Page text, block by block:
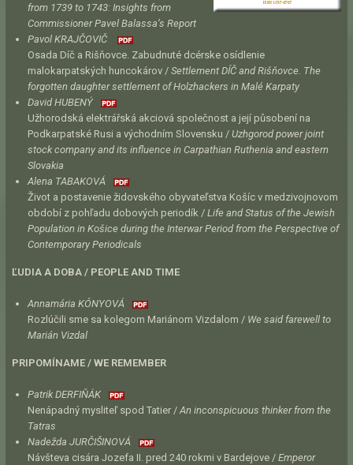
from 1739 to 1743: Insights from
Commissioner Pavel Balassa’s Report
Pavol KRAJČOVIČ
Osada Díč a Rišňovce. Zabudnuté dcérske osídlenie
malokarpatských huncokárov / Settlement DÍČ and Rišňovce. The
forgotten daughter settlement of Holzhackers in Malé Karpaty
David HUBENÝ
Užhorodská elektrářská akciová společnost a její působení na
Podkarpatské Rusi a východním Slovensku / Uzhgorod power joint
stock company and its influence in Carpathian Ruthenia and eastern
Slovakia
Alena TABAKOVÁ
Život a postavenie židovského obyvateľstva Košíc v medzivojnovom
období z pohľadu dobových periodík / Life and Status of the Jewish
Population in Košice during the Interwar Period from the Perspective of
Contemporary Periodicals
ĽUDIA A DOBA / PEOPLE AND TIME
Annamária KÓNYOVÁ
Rozlúčili sme sa kolegom Mariánom Vizdalom / We said farewell to
Marián Vizdal
PRIPOMÍNAME / WE REMEMBER
Patrik DERFIŇÁK
Nenápadný mysliteľ spod Tatier / An inconspicuous thinker from the
Tatras
Nadežda JURČIŠINOVÁ
Návšteva cisára Jozefa II. pred 240 rokmi v Bardejove / Emperor